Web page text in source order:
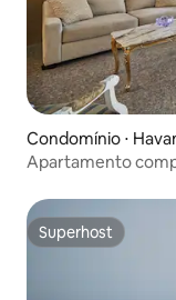
Condomínio ⋅
Apartamento
Superhost
Superhost